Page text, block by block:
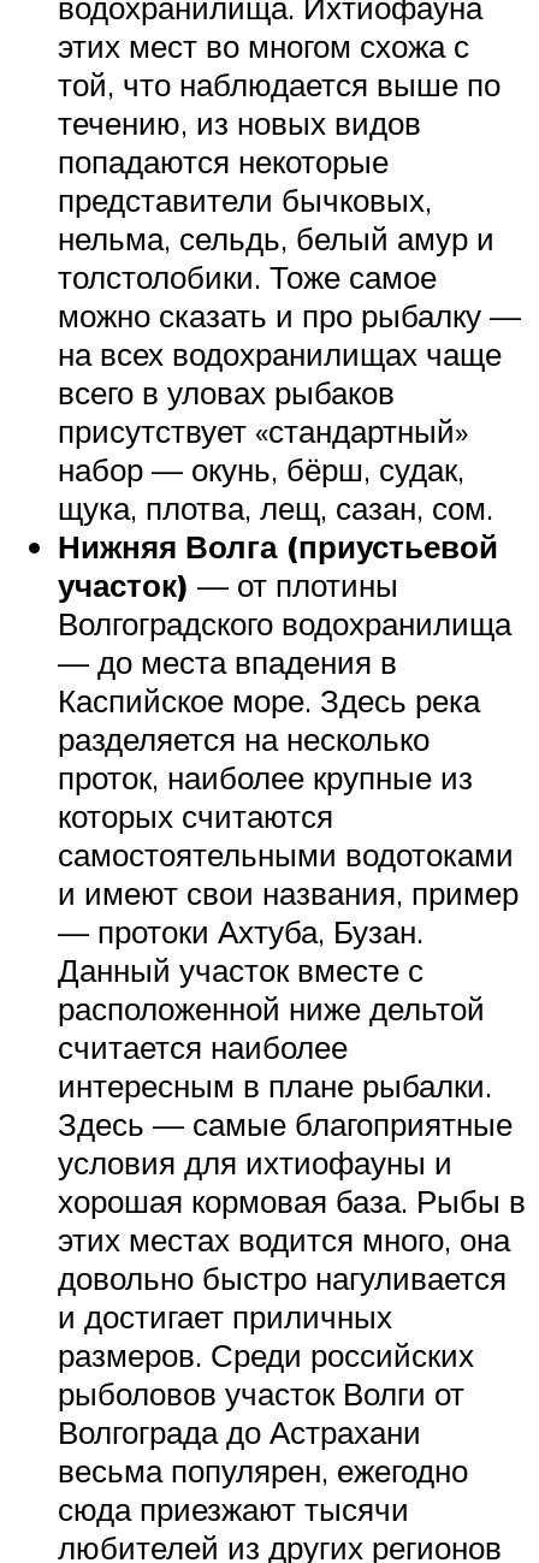
этих мест во многом схожа с
той, что наблюдается выше по
течению, из новых видов
попадаются некоторые
представители бычковых,
нельма, сельдь, белый амур и
толстолобики. Тоже самое
можно сказать и про рыбалку —
на всех водохранилищах чаще
всего в уловах рыбаков
присутствует «стандартный»
набор — окунь, бёрш, судак,
щука, плотва, лещ, сазан, сом.
Нижняя Волга (приустьевой
участок) — от плотины
Волгоградского водохранилища
— до места впадения в
Каспийское море. Здесь река
разделяется на несколько
проток, наиболее крупные из
которых считаются
самостоятельными водотоками
и имеют свои названия, пример
— протоки Ахтуба, Бузан.
Данный участок вместе с
расположенной ниже дельтой
считается наиболее
интересным в плане рыбалки.
Здесь — самые благоприятные
условия для ихтиофауны и
хорошая кормовая база. Рыбы в
этих местах водится много, она
довольно быстро нагуливается
и достигает приличных
размеров. Среди российских
рыболовов участок Волги от
Волгограда до Астрахани
весьма популярен, ежегодно
сюда приезжают тысячи
любителей из других регионов